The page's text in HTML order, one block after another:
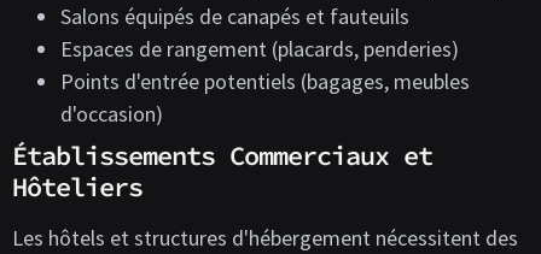
Salons équipés de canapés et fauteuils
Espaces de rangement (placards, penderies)
Points d'entrée potentiels (bagages, meubles
d'occasion)
Établissements Commerciaux et
Hôteliers
Les hôtels et structures d'hébergement nécessitent des